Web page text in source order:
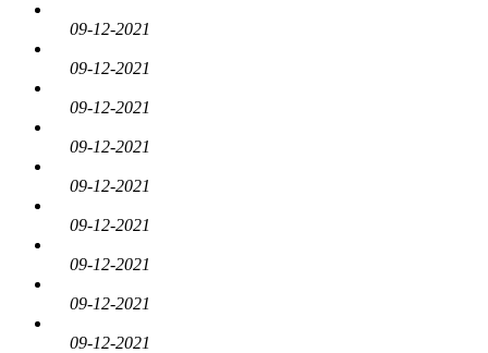
09-12-2021
09-12-2021
09-12-2021
09-12-2021
09-12-2021
09-12-2021
09-12-2021
09-12-2021
09-12-2021